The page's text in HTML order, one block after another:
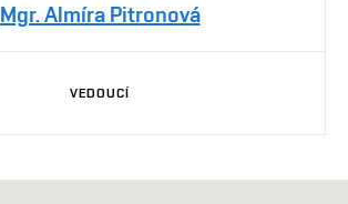
Mgr. Almíra Pitronová
VEDOUCÍ